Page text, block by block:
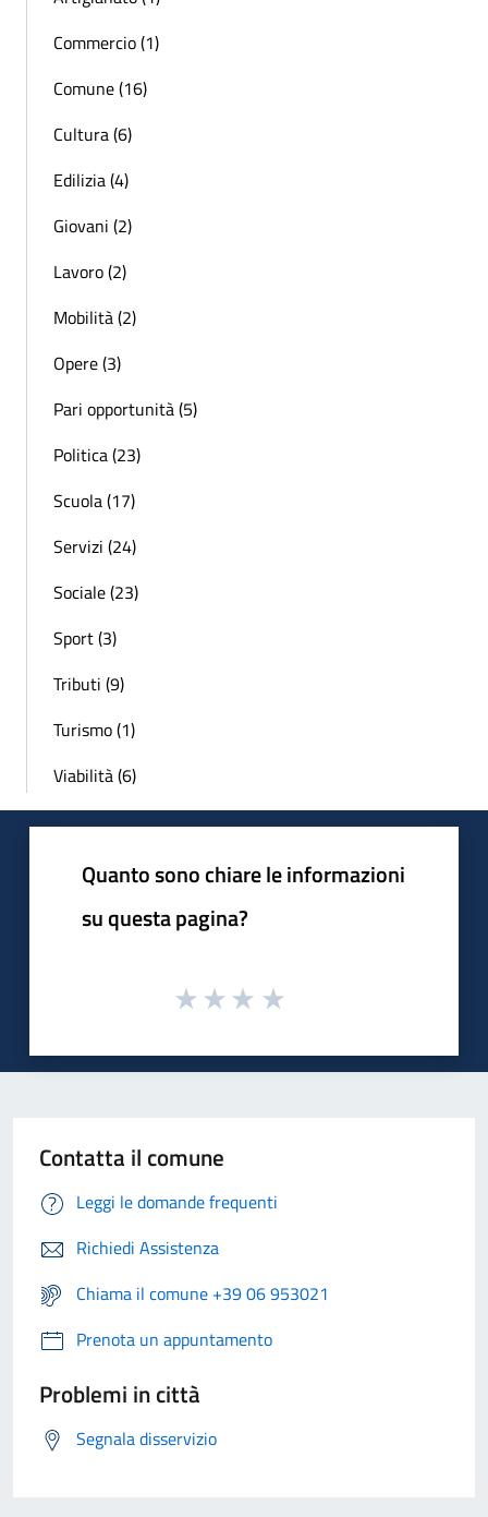
Commercio (1)
Comune (16)
Cultura (6)
Edilizia (4)
Giovani (2)
Lavoro (2)
Mobilità (2)
Opere (3)
Pari opportunità (5)
Politica (23)
Scuola (17)
Servizi (24)
Sociale (23)
Sport (3)
Tributi (9)
Turismo (1)
Viabilità (6)
Quanto sono chiare le informazioni
su questa pagina?
Contatta il comune
Leggi le domande frequenti
Richiedi Assistenza
Chiama il comune +39 06 953021
Prenota un appuntamento
Problemi in città
Segnala disservizio